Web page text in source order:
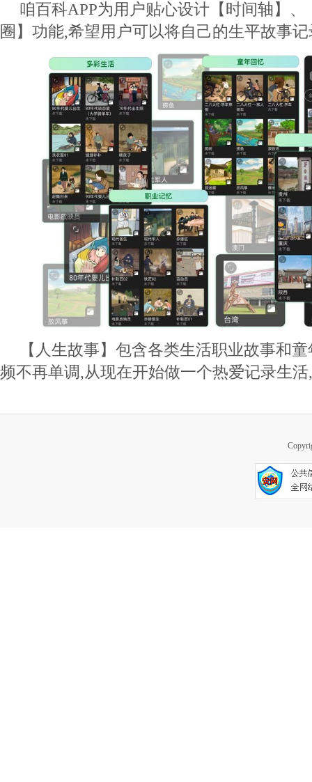
咱百科APP为用户贴心设计【时间轴】
圈】功能,希望用户可以将自己的生平故事
【人生故事】包含各类生活职业故事和
频不再单调,从现在开始做一个热爱记录生